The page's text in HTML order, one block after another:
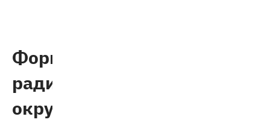
Формула
радиуса
окружности